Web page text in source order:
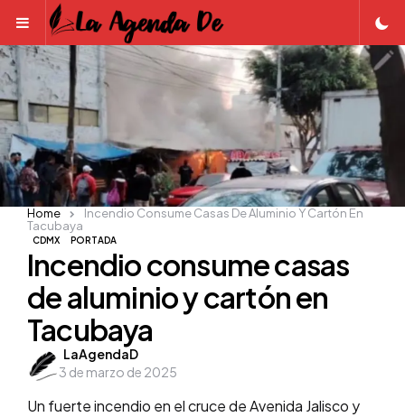
Menu
CDMX PORTADA
Incendio consume casas
de aluminio y cartón en
Tacubaya
Posted
by
LaAgendaD
3 de marzo de 2025
Home
Incendio Consume Casas De Aluminio Y Cartón En
Tacubaya
Un fuerte incendio en el cruce de Avenida Jalisco y